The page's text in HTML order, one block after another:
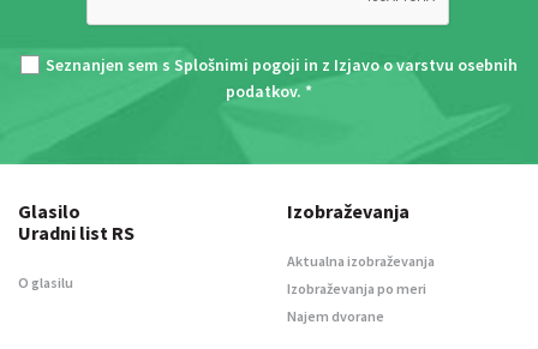
Seznanjen sem s Splošnimi pogoji in z Izjavo o varstvu osebnih
podatkov. *
Glasilo
Uradni list RS
O glasilu
Izobraževanja
Aktualna izobraževanja
Izobraževanja po meri
Najem dvorane